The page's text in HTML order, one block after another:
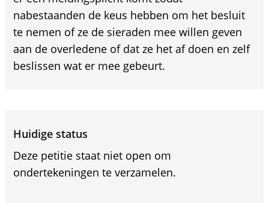
nabestaanden de keus hebben om het besluit
te nemen of ze de sieraden mee willen geven
aan de overledene of dat ze het af doen en zelf
beslissen wat er mee gebeurt.
Huidige status
Deze petitie staat niet open om
ondertekeningen te verzamelen.